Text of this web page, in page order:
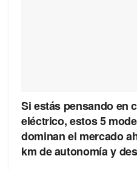
Si estás pensando en
eléctrico, estos 5
dominan el mercado
km de autonomía y